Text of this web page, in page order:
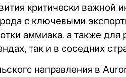
критически важной
с ключевыми
аммиака, а также для
так и в соседних
направления в